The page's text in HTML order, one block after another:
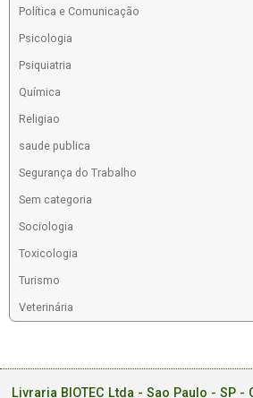
Política e Comunicação
Psicologia
Psiquiatria
Química
Religiao
saude publica
Segurança do Trabalho
Sem categoria
Sociologia
Toxicologia
Turismo
Veterinária
Livraria BIOTEC Ltda - Sao Paulo - SP -